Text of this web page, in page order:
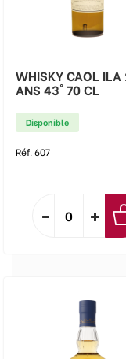
WHISKY CAOL ILA
ANS 43° 70 CL
Disponible
Réf. 607